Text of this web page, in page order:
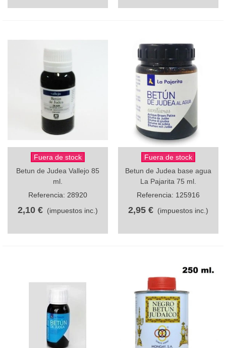
Fuera de stock
Betun de Judea Vallejo 85
ml.
Referencia: 28920
2,10 € (impuestos inc.)
Fuera de stock
Betun de Judea base agua
La Pajarita 75 ml.
Referencia: 125916
2,95 € (impuestos inc.)